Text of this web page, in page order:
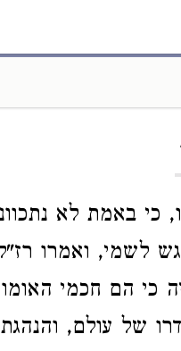
כי באמת לא
לשמי, ואמרו
כי הם חכמי
של עולם,